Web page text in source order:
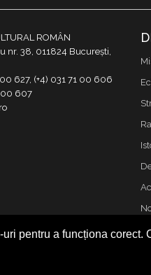
pentru a funcționa
ROMÂN
nr. 38, 011824 București,
00 627, (+4) 031 71 00 606
00 607